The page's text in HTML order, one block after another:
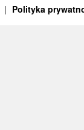
Polityka